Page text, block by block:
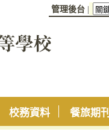
管理後台
校務資料 餐旅期刊